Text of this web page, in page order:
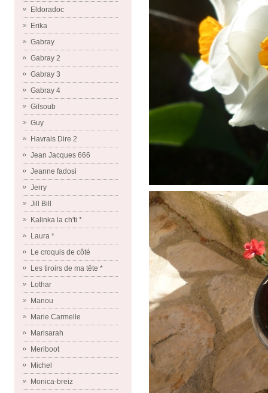
Eldoradoc
Erika
Gabray
Gabray 2
Gabray 3
Gabray 4
Gilsoub
Guy
Havrais Dire 2
Jean Jacques 666
Jeanne fadosi
Jerry
Jill Bill
Kalinka la ch'ti *
Laura *
Le croquis de côté
Les tiroirs de ma tête *
Lothar
Manou
Marie Carmelle
Marisarah
Meriboot
Michel
Monica-breiz